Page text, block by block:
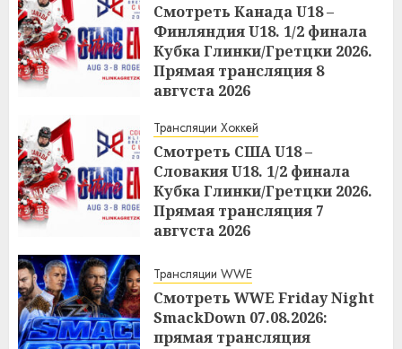
Смотреть Канада U18 –
Финляндия U18. 1/2 финала
Кубка Глинки/Гретцки 2026.
Прямая трансляция 8
августа 2026
Трансляции Хоккей
Смотреть США U18 –
Словакия U18. 1/2 финала
Кубка Глинки/Гретцки 2026.
Прямая трансляция 7
августа 2026
Трансляции WWE
Смотреть WWE Friday Night
SmackDown 07.08.2026:
прямая трансляция